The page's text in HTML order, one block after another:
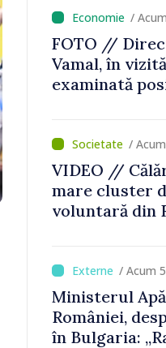
/
FOTO //
Vamal, în
examinată
/
VIDEO //
mare cluster
voluntară din
/ Acum
Ministerul
României,
în Bulgaria: